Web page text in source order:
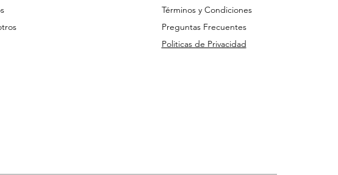
Términos y Condiciones
Preguntas Frecuentes
Politicas de Privacidad